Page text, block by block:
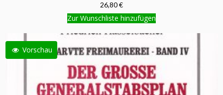
26,80 €
Zur Wunschliste hinzufügen
Vorschau